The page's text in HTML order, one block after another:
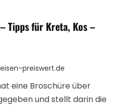
Tipps für Kreta, Kos –
preiswert.de
eine Broschüre über
und stellt darin die